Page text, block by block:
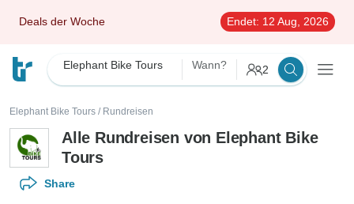
Deals der Woche Endet: 12 Aug, 2026
Elephant Bike Tours Wann? 2
Elephant Bike Tours / Rundreisen
Alle Rundreisen von Elephant Bike
Tours
Share